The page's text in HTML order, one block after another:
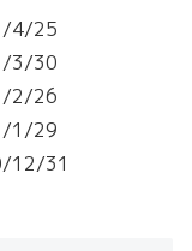
4/25
3/30
2/26
1/29
12/31